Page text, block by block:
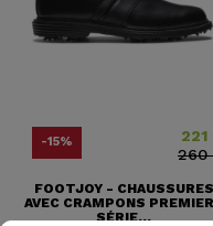
-15% 221
Prix
260
FOOTJOY - CHAUSSURES
AVEC CRAMPONS
SÉRIE...